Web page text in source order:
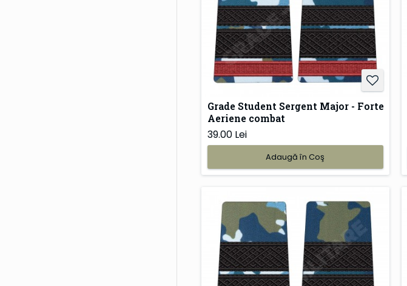
Grade Student Sergent Major - Forte
Aeriene combat
39.00 Lei
Adaugă în Coş